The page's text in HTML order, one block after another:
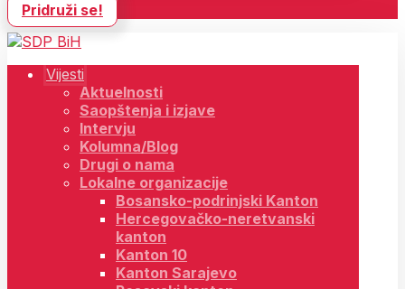
Pridruži se!
Vijesti
Aktuelnosti
Saopštenja i izjave
Intervju
Kolumna/Blog
Drugi o nama
Lokalne organizacije
Bosansko-podrinjski Kanton
Hercegovačko-neretvanski
kanton
Kanton 10
Kanton Sarajevo